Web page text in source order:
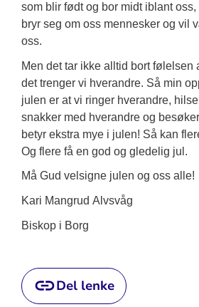
som blir født og bor midt iblant oss,
bryr seg om oss mennesker og vil
oss.
Men det tar ikke alltid bort følelsen
det trenger vi hverandre. Så min
julen er at vi ringer hverandre,
snakker med hverandre og
betyr ekstra mye i julen! Så kan
Og flere få en god og gledelig jul.
Må Gud velsigne julen og oss alle!
Kari Mangrud Alvsvåg
Biskop i Borg
Del lenke